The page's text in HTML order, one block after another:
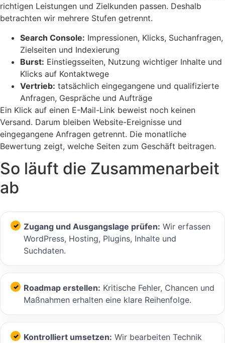
richtigen Leistungen und Zielkunden passen. Deshalb
betrachten wir mehrere Stufen getrennt.
Search Console: Impressionen, Klicks, Suchanfragen,
Zielseiten und Indexierung
Burst: Einstiegsseiten, Nutzung wichtiger Inhalte und
Klicks auf Kontaktwege
Vertrieb: tatsächlich eingegangene und qualifizierte
Anfragen, Gespräche und Aufträge
Ein Klick auf einen E-Mail-Link beweist noch keinen
Versand. Darum bleiben Website-Ereignisse und
eingegangene Anfragen getrennt. Die monatliche
Bewertung zeigt, welche Seiten zum Geschäft beitragen.
So läuft die Zusammenarbeit
ab
Zugang und Ausgangslage prüfen: Wir erfassen
WordPress, Hosting, Plugins, Inhalte und
Suchdaten.
Roadmap erstellen: Kritische Fehler, Chancen und
Maßnahmen erhalten eine klare Reihenfolge.
Kontrolliert umsetzen: Wir bearbeiten Technik